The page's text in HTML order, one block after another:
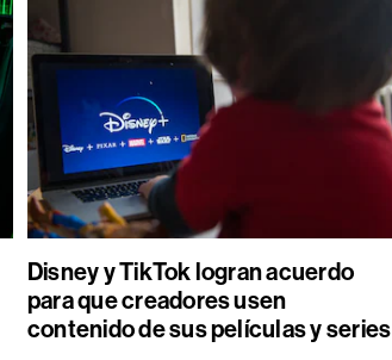
Disney y TikTok logran acuerdo
para que creadores usen
contenido de sus películas y series